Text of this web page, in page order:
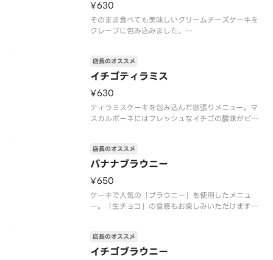
めです
¥630
そのまま食べても美味しいクリームチーズケーキを
クレープに包み込みました。
※注文個数が一度に合計10個以上になる際は、商品
のご準備に時間を要しますので、予約配達がおすす
アレルゲン情報：卵・乳・小麦
イチゴティラミス
店長のオススメ
¥630
ティラミスケーキを包み込んだ欲張りメニュー。マ
スカルポーネにはフレッシュなイチゴの酸味がピッ
※トッピングの追加・変更不可
※注文個数が一度に合計10個以上になる際は、商品
めです
ア
バナナブラウニー
店長のオススメ
¥650
ケーキで人気の「ブラウニー」を使用したメニュ
ー。「生チョコ」の食感もお楽しみいただけます。
※注文個数が一度に合計10個以上になる際は、商品
のご準備に時間を要しますので、予約配達がおすす
イチゴブラウニー
店長のオススメ